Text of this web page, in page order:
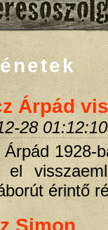
Árpád
28 01:12:10
Árpád 1928-
el
érintő
Simon